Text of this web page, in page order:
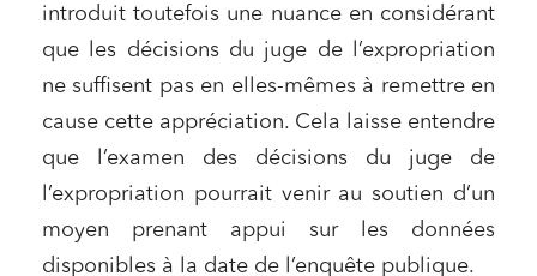
introduit toutefois une nuance en considérant
que les décisions du juge de l’expropriation
ne suffisent pas en elles-mêmes à remettre en
cause cette appréciation. Cela laisse entendre
que l’examen des décisions du juge de
l’expropriation pourrait venir au soutien d’un
moyen prenant appui sur les données
disponibles à la date de l’enquête publique.
Immobilier et habitat
Entreprises du numérique
Établissements financiers
Mobilité et transport
Règlement des litiges